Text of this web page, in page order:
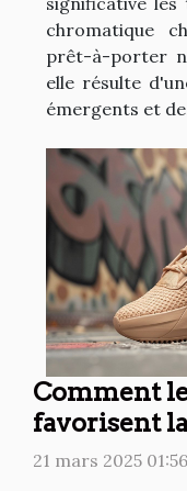
chromatique
prêt-à-porter
elle résulte
émergents et
Comment
favorisent
21 mars 2025 01:56